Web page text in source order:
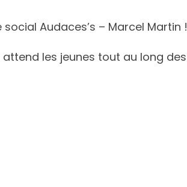
Audaces’s – Marcel Martin !
attend les jeunes tout au long des